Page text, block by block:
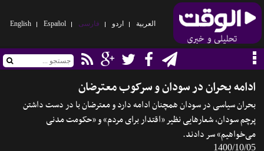
العربیة اردو فارسی Español
English
ادامه بحران در سودان و سرکوب معترضان
بحران سیاسی در سودان همچنان ادامه دارد و معترضان با در دست داشتن
پرچم سودان، شعارهایی نظیر «اقتدار برای مردم» و «حکومت مدنی
می‌خواهیم» سر دادند.
1400/10/05